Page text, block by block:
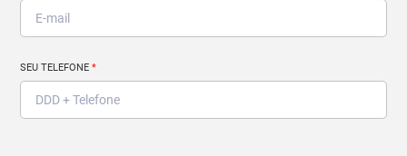
SEU TELEFONE*